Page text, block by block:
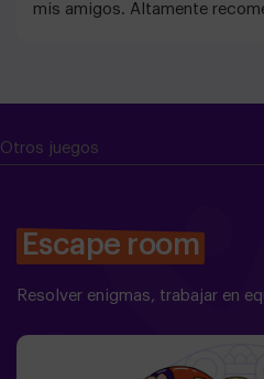
mis amigos. Altamente
Otros juegos
Escape room
Resolver enigmas, trabajar en